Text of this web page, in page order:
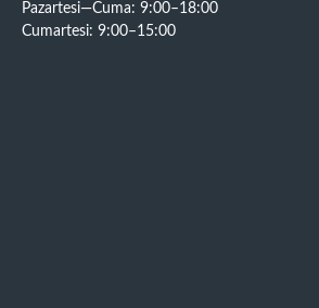
Pazartesi—Cuma: 9:00–18:00
Cumartesi: 9:00–15:00